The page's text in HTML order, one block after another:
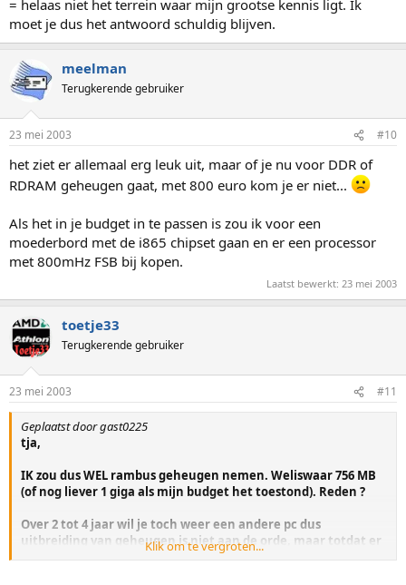
De kern van dit verhaal zit m.i. dan ook in het budget dat
geheugen gaan.
= helaas niet het terrein waar mijn grootse kennis ligt. Ik
moet je dus het antwoord schuldig blijven.
meelman
Terugkerende gebruiker
23 mei 2003 #10
het ziet er allemaal erg leuk uit, maar of je nu voor DDR of
RDRAM geheugen gaat, met 800 euro kom je er niet...
Als het in je budget in te passen is zou ik voor een
moederbord met de i865 chipset gaan en er een processor
met 800mHz FSB bij kopen.
Laatst bewerkt: 23 mei 2003
toetje33
Terugkerende gebruiker
23 mei 2003 #11
Geplaatst door gast0225
tja,
IK zou dus WEL rambus geheugen nemen. Weliswaar 756 MB
(of nog liever 1 giga als mijn budget het toestond). Reden ?
Over 2 tot 4 jaar wil je toch weer een andere pc dus
uitbreiding van geheugen is niet aan de orde, maar totdat er
weer een nieuwe pc "moet" komen, heb je wel het snelste
Klik om te vergroten...